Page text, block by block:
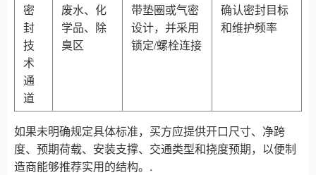
密
封
技
术
通
道
废水、化
学品、除
臭区
带垫圈或气密
设计，并采用
锁定/螺栓连接
确认密封目标
和维护频率
如果未明确规定具体标准，买方应提供开口尺寸、净跨
度、预期荷载、安装支撑、交通类型和挠度预期，以便制
造商能够推荐实用的结构。.